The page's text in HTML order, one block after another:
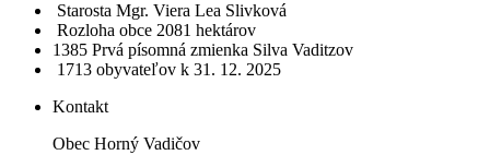
Starosta Mgr. Viera Lea Slivková
Rozloha obce 2081 hektárov
1385​ Prvá písomná zmienka Silva Vaditzov
1713 obyvateľov k 31. 12. 2025
Kontakt
Obec Horný Vadičov